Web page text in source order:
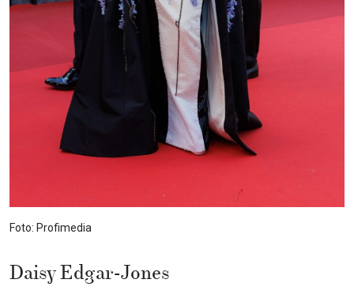
Foto: Profimedia
Daisy Edgar-Jones